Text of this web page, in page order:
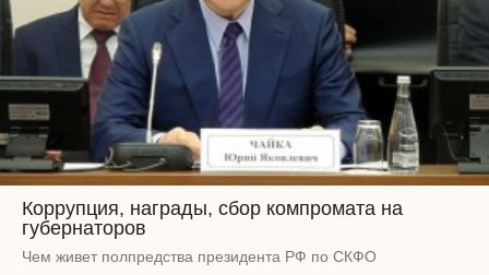
Коррупция, награды, сбор компромата на
губернаторов
Чем живет полпредства президента РФ по СКФО